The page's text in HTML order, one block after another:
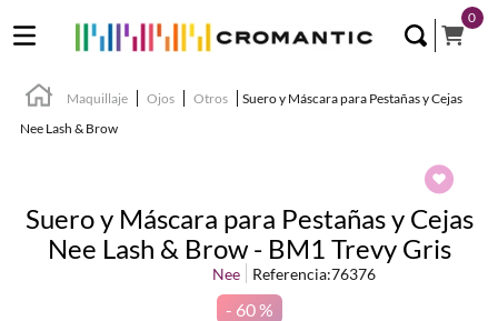
0
Maquillaje Ojos Otros
Suero y Máscara para Pestañas y Cejas
Nee Lash & Brow
Suero y Máscara para Pestañas y Cejas
Nee Lash & Brow - BM1 Trevy Gris
Nee Referencia:76376
60 %